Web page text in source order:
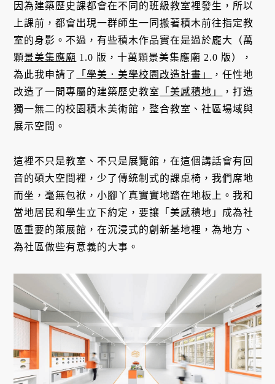
因為建築歷史課都會在不同的班級教室裡發生，所以
上課前，都會出現一群師生一同搬著積木前往指定教
室的身影。不過，有些積木作品實在是過於龐大（萬
顆景美集應廟 1.0 版，十萬顆景美集應廟 2.0 版），
為此我申請了
「學美．美學校園改造計畫」
，任性地
改造了一間專屬的建築歷史教室
「美感積地」
，打造
獨一無二的校園積木美術館，整合教室、社區場域與
展示空間。
這裡不只是教室、不只是展覽館，在這個講話會有回
音的碩大空間裡，少了傳統制式的課桌椅，我們席地
而坐，毫無包袱，小腳丫真實實地踏在地板上。我和
當地居民和學生立下約定，要讓「美感積地」成為社
區重要的策展館，在沉浸式的創新基地裡，為地方、
為社區做些有意義的大事。